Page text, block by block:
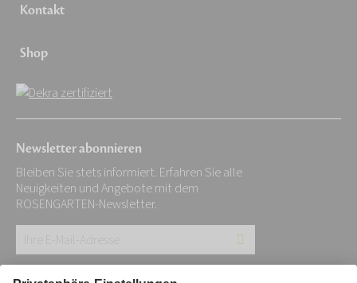
Kontakt
Shop
Newsletter abonnieren
Bleiben Sie stets informiert. Erfahren Sie alle
Neuigkeiten und Angebote mit dem
ROSENGARTEN-Newsletter.
E-